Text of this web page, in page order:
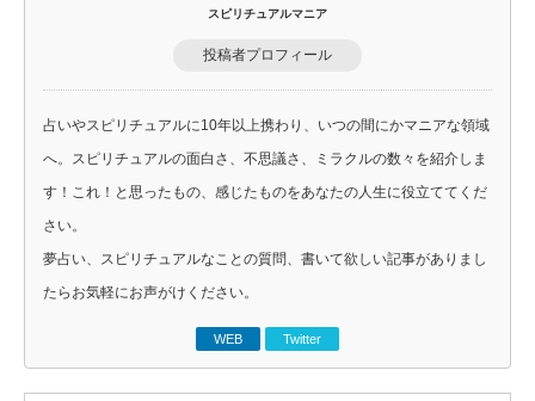
スピリチュアルマニア
投稿者プロフィール
占いやスピリチュアルに10年以上携わり、いつの間にかマニアな領域
へ。スピリチュアルの面白さ、不思議さ、ミラクルの数々を紹介しま
す！これ！と思ったもの、感じたものをあなたの人生に役立ててくだ
さい。
夢占い、スピリチュアルなことの質問、書いて欲しい記事がありまし
たらお気軽にお声がけください。
WEB Twitter